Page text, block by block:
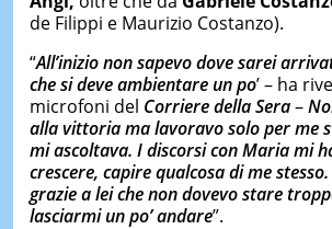
de Filippi e Maurizio Costanzo).
“All’inizio non sapevo dove sarei
che si deve ambientare un po’ – ha
microfoni del Corriere della Sera–
alla vittoria ma lavoravo solo per me
mi ascoltava. I discorsi con Maria mi
crescere, capire qualcosa di me stesso.
grazie a lei che non dovevo stare
lasciarmi un po’ andare”.